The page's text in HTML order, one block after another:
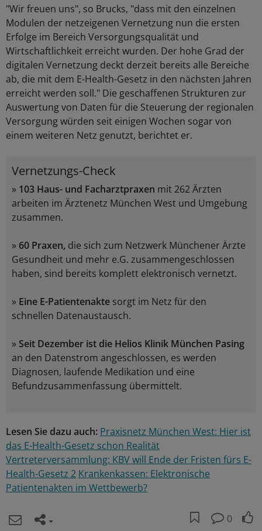
"Wir freuen uns", so Brucks, "dass mit den einzelnen
Modulen der netzeigenen Vernetzung nun die ersten
Erfolge im Bereich Versorgungsqualität und
Wirtschaftlichkeit erreicht wurden. Der hohe Grad der
digitalen Vernetzung deckt derzeit bereits alle Bereiche
ab, die mit dem E-Health-Gesetz in den nächsten Jahren
erreicht werden soll." Die geschaffenen Strukturen zur
Auswertung von Daten für die Steuerung der regionalen
Versorgung würden seit einigen Wochen sogar von
einem weiteren Netz genutzt, berichtet er.
Vernetzungs-Check
» 103 Haus- und Facharztpraxen mit 262 Ärzten
arbeiten im Ärztenetz München West und Umgebung
zusammen.
» 60 Praxen, die sich zum Netzwerk Münchener Ärzte
Gesundheit und mehr e.G. zusammengeschlossen
haben, sind bereits komplett elektronisch vernetzt.
» Eine E-Patientenakte sorgt im Netz für den
schnellen Datenaustausch.
» Seit Dezember ist die Helios Klinik München Pasing
an den Datenstrom angeschlossen, es werden
Diagnosen, laufende Medikation und eine
Befundzusammenfassung übermittelt.
Lesen Sie dazu auch: Praxisnetz München West: Hier ist
das E-Health-Gesetz schon Realität
Vertreterversammlung: KBV will Ende der Fristen fürs E-
Health-Gesetz 2 Krankenkassen: Elektronische
Patientenakten im Wettbewerb?
0